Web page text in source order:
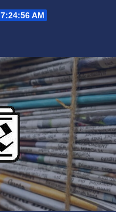
7:24:57 AM